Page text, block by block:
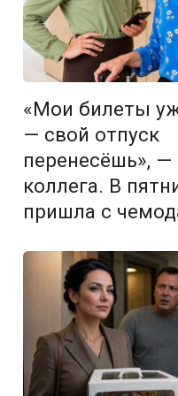
«Мои билеты
— свой отпуск
перенесёшь», —
коллега. В
пришла с